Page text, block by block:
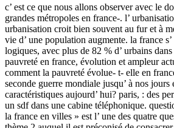
c’ est ce que nous allons observer avec le
grandes métropoles en france-. l’
urbanisation croit bien souvent au fur et à
vie d’ une population augmente. la france
logiques, avec plus de 82 % d’ urbains
pauvreté en france, évolution et ampleur
comment la pauvreté évolue- t- elle en
seconde guerre mondiale jusqu’ à nos jours
caractéristiques aujourd’ hui? paris, : des
un sdf dans une cabine téléphonique.
la france en villes » est l’ une des quatre